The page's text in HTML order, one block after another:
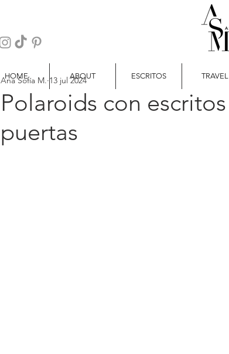
HOME ABOUT ESCRITOS TRAVEL
Polaroids con
puertas
Ana Sofía M. 13 jul 2024